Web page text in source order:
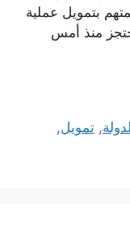
المتهم بتمويل عملية
عاماً وهو محتجز منذ أمس
,تمويل,